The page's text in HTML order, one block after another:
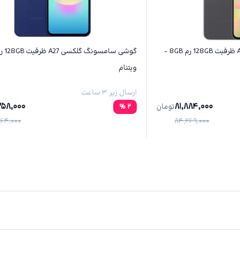
گوشی سامسونگ گلکسی A56 ظرفیت 128GB رم 8GB -
81,884,000
84,269,000
تومان
ویتنام
ارسال زیر ۳ ساعت
2
%